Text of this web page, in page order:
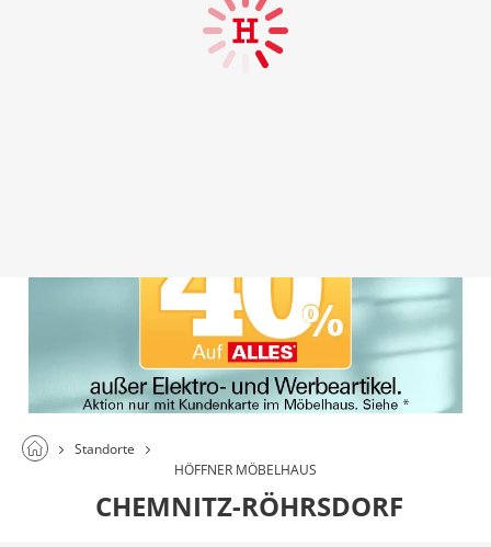
Standorte
HÖFFNER MÖBELHAUS
CHEMNITZ-RÖHRSDORF